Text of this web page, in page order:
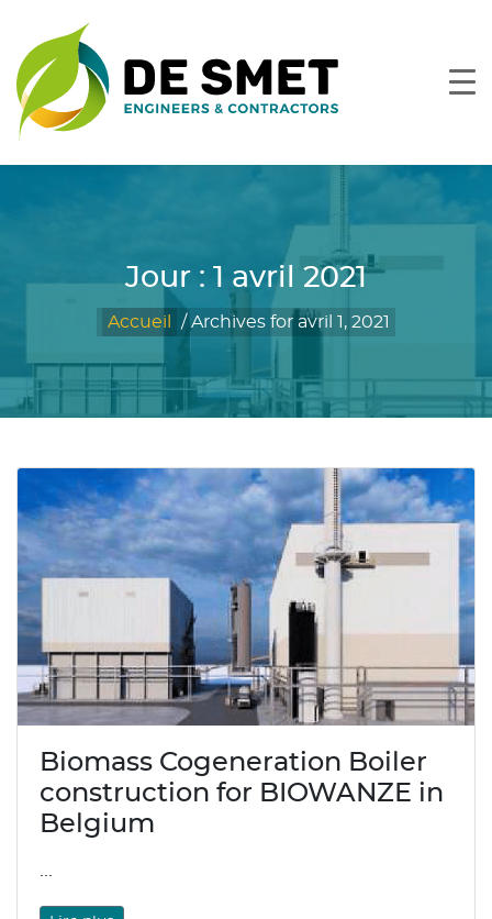
Jour : 1 avril 2021
Accueil /Archives for avril 1, 2021
Biomass Cogeneration Boiler
construction for BIOWANZE in
Belgium